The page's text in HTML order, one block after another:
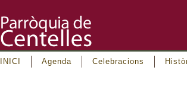
INICI Agenda Celebracions